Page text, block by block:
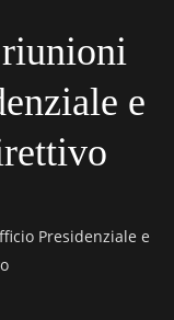
e
Presidenziale e